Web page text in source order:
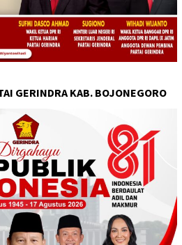
GERINDRA KAB. BOJONEGORO